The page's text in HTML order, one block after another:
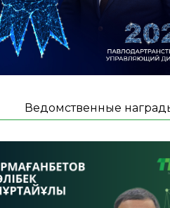
Ведомственные